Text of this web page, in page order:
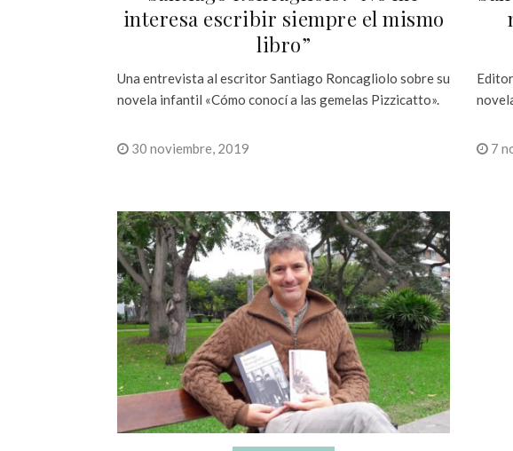
interesa escribir siempre el mismo
libro”
Una entrevista al escritor Santiago Roncagliolo sobre su
novela infantil «Cómo conocí a las gemelas Pizzicatto».
30 noviembre, 2019 7